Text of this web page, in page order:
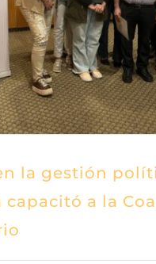
la gestión
capacitó a la